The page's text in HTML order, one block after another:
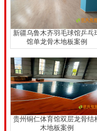
新疆乌鲁木齐羽毛球馆乒乓
馆单龙骨木地板案例
贵州铜仁体育馆双层龙骨结
木地板案例